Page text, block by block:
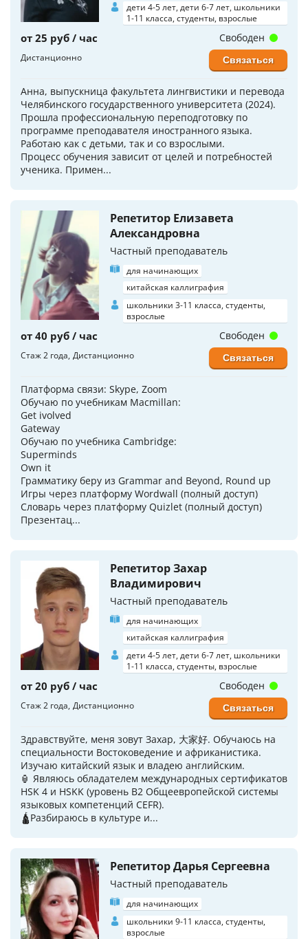
дети 4-5 лет, дети 6-7 лет, школьники
1-11 класса, студенты, взрослые
от 25 руб / час
Дистанционно
Анна, выпускница факультета лингвистики и перевода
Челябинского государственного университета (2024).
Прошла профессиональную переподготовку по
программе преподавателя иностранного языка.
Работаю как с детьми, так и со взрослыми.
Процесс обучения зависит от целей и потребностей
ученика. Примен...
Свободен
Связаться
Репетитор Елизавета
Александровна
Частный преподаватель
для начинающих
китайская каллиграфия
школьники 3-11 класса, студенты,
взрослые
от 40 руб / час
Стаж 2 года Дистанционно
Платформа связи: Skype, Zoom
Oбучаю по учебникам Macmillan:
Get ivolved
Gateway
Обучаю по учебника Cambridge:
Superminds
Own it
Грамматику беру из Grammar and Beyond, Round up
Игры через платформу Wordwall (полный доступ)
Словарь через платформу Quizlet (полный доступ)
Презентац...
Свободен
Связаться
Репетитор Захар
Владимирович
Частный преподаватель
для начинающих
китайская каллиграфия
дети 4-5 лет, дети 6-7 лет, школьники
1-11 класса, студенты, взрослые
от 20 руб / час
Стаж 2 года Дистанционно
Здравствуйте, меня зовут Захар, 大家好. Обучаюсь на
специальности Востоковедение и африканистика.
Изучаю китайский язык и владею английским.
🏮 Являюсь обладателем международных сертификатов
HSK 4 и HSKK (уровень B2 Общеевропейской системы
языковых компетенций CEFR).
🛕Разбираюсь в культуре и...
Свободен
Связаться
Репетитор Дарья Сергеевна
Частный преподаватель
для начинающих
школьники 9-11 класса, студенты,
взрослые